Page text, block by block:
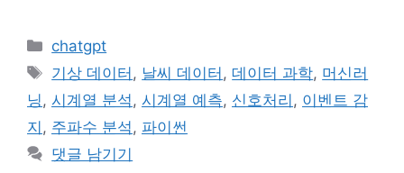
카
테
고
리
chatgpt
태
그
기상 데이터 , 날씨 데이터 ,데이터 과학, 머신러
닝 , 시계열 분석 , 시계열 예측, 신호처리 , 이벤트 감
지 , 주파수 분석 , 파이썬
댓글 남기기